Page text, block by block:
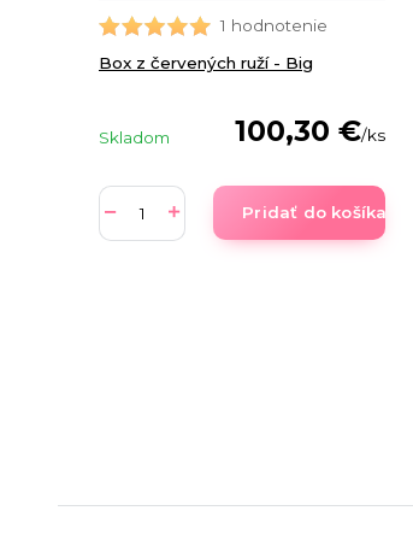
1 hodnotenie
Box z červených ruží - Big
100,30 €/ks
Skladom
Pridať do košíka